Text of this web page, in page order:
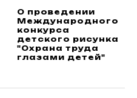
О проведении
Международного
конкурса
детского рисунка
"Охрана труда
глазами детей"